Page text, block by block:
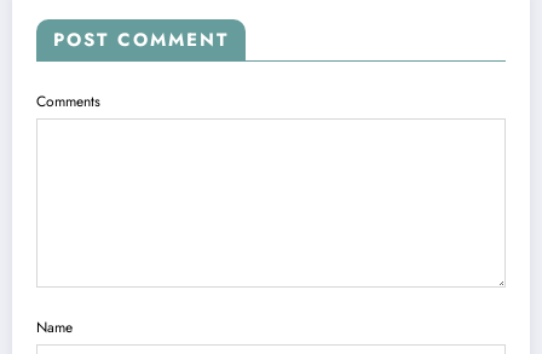
POST COMMENT
Comments
Name